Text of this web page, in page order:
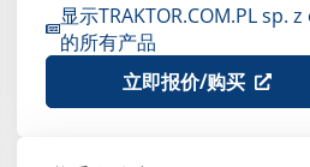
显示TRAKTOR.COM.PL sp. z
的所有产品
立即报价/购买